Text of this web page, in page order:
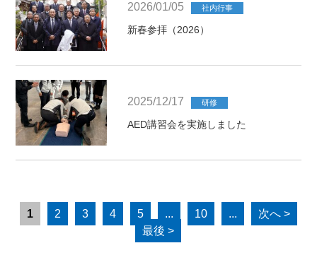
2026/01/05 社内行事
新春参拝（2026）
2025/12/17 研修
AED講習会を実施しました
1 2 3 4 5 ... 10 ...
次へ >
最後 >